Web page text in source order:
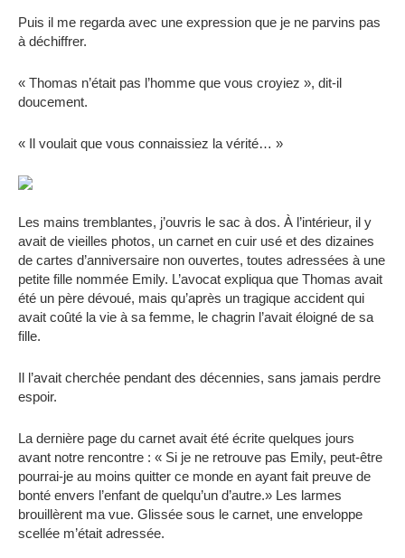
Puis il me regarda avec une expression que je ne parvins pas
à déchiffrer.
« Thomas n’était pas l’homme que vous croyiez », dit-il
doucement.
« Il voulait que vous connaissiez la vérité… »
Les mains tremblantes, j’ouvris le sac à dos. À l’intérieur, il y
avait de vieilles photos, un carnet en cuir usé et des dizaines
de cartes d’anniversaire non ouvertes, toutes adressées à une
petite fille nommée Emily. L’avocat expliqua que Thomas avait
été un père dévoué, mais qu’après un tragique accident qui
avait coûté la vie à sa femme, le chagrin l’avait éloigné de sa
fille.
Il l’avait cherchée pendant des décennies, sans jamais perdre
espoir.
La dernière page du carnet avait été écrite quelques jours
avant notre rencontre : « Si je ne retrouve pas Emily, peut-être
pourrai-je au moins quitter ce monde en ayant fait preuve de
bonté envers l’enfant de quelqu’un d’autre.» Les larmes
brouillèrent ma vue. Glissée sous le carnet, une enveloppe
scellée m’était adressée.